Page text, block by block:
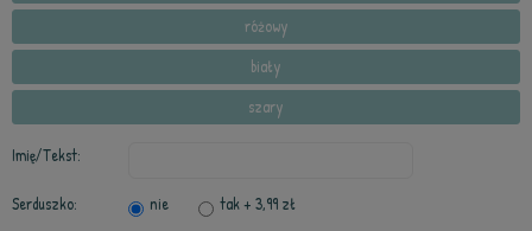
różowy
biały
szary
Imię/Tekst:
Serduszko: nie tak+ 3,99 zł